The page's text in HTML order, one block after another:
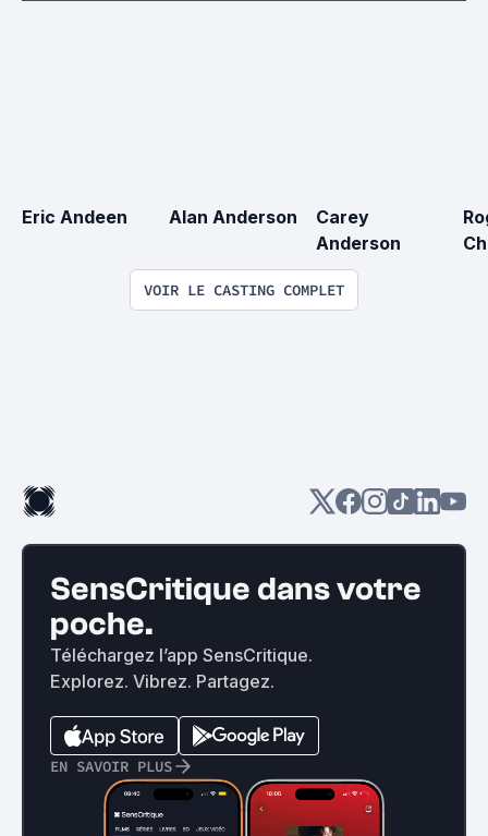
Eric Andeen Alan Anderson
Carey
Anderson
VOIR LE CASTING COMPLET
SensCritique dans votre
poche.
Téléchargez l’app SensCritique.
Explorez. Vibrez. Partagez.
EN SAVOIR PLUS